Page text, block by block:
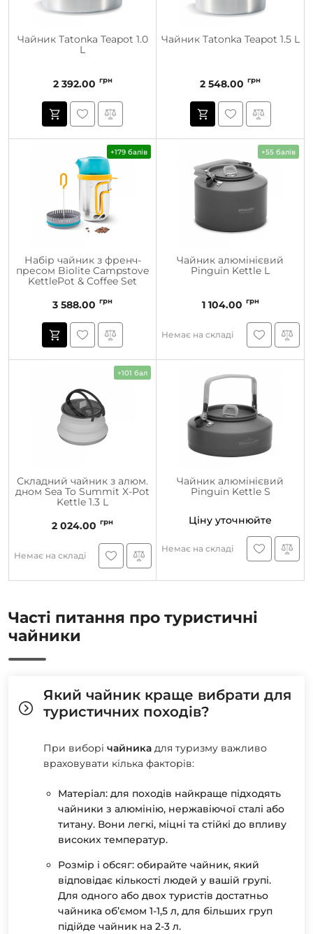
Чайник Tatonka Teapot 1.0
L
2 392.00 грн
Чайник Tatonka Teapot 1.5 L
2 548.00 грн
+179 балів
Набір чайник з френч-
пресом Biolite Campstove
KettlePot & Coffee Set
3 588.00 грн
+55 балів
Чайник алюмінієвий
Pinguin Kettle L
1 104.00 грн
Немає на складі
+101 бал
Складний чайник з алюм.
дном Sea To Summit X-Pot
Kettle 1.3 L
2 024.00 грн
Немає на складі
Чайник алюмінієвий
Pinguin Kettle S
Ціну уточнюйте
Немає на складі
Часті питання про туристичні
чайники
Який чайник краще вибрати для
туристичних походів?
При виборі чайника для туризму важливо
враховувати кілька факторів:
Матеріал: для походів найкраще підходять
чайники з алюмінію, нержавіючої сталі або
титану. Вони легкі, міцні та стійкі до впливу
високих температур.
Розмір і обсяг: обирайте чайник, який
відповідає кількості людей у вашій групі.
Для одного або двох туристів достатньо
чайника об’ємом 1-1,5 л, для більших груп
підійде чайник на 2-3 л.